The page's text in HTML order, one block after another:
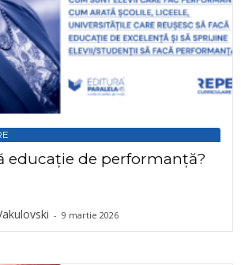
educație de performanță?
- 9 martie 2026